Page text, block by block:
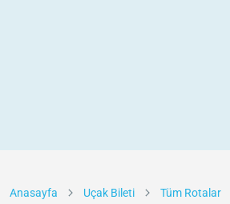
Anasayfa Uçak Bileti
Tüm Rotalar